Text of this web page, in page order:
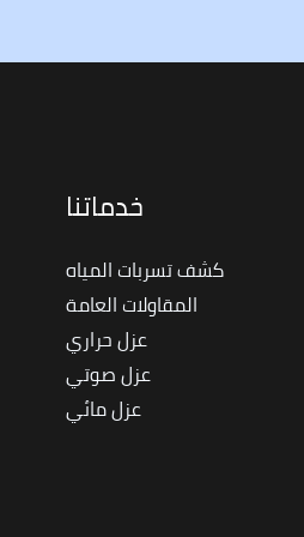
خدماتنا
كشف تسربات المياه
المقاولات العامة
عزل حراري
عزل صوتي
عزل مائي